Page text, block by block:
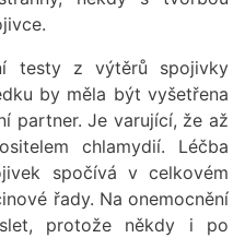
testy z výtěrů spojivky
by měla být vyšetřena
partner. Je varující, že až
chlamydií. Léčba
spočívá v celkovém
řady. Na onemocnění
protože někdy i po